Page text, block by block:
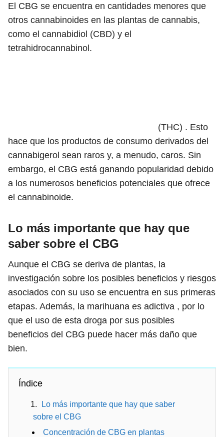
El CBG se encuentra en cantidades menores que
otros cannabinoides en las plantas de cannabis,
como el cannabidiol (CBD) y el
tetrahidrocannabinol.
(THC) . Esto
hace que los productos de consumo derivados del
cannabigerol sean raros y, a menudo, caros. Sin
embargo, el CBG está ganando popularidad debido
a los numerosos beneficios potenciales que ofrece
el cannabinoide.
Lo más importante que hay que
saber sobre el CBG
Aunque el CBG se deriva de plantas, la
investigación sobre los posibles beneficios y riesgos
asociados con su uso se encuentra en sus primeras
etapas. Además, la marihuana es adictiva , por lo
que el uso de esta droga por sus posibles
beneficios del CBG puede hacer más daño que
bien.
Índice
Lo más importante que hay que saber
sobre el CBG
Concentración de CBG en plantas